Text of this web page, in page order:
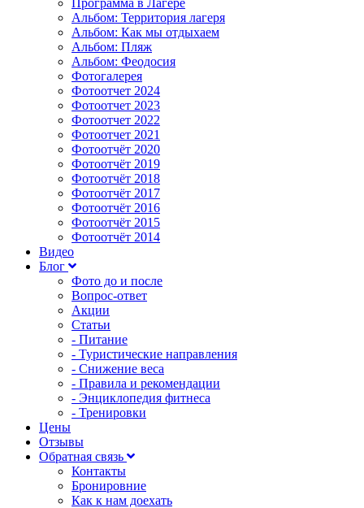
Программа в Лагере
Альбом: Территория лагеря
Альбом: Как мы отдыхаем
Альбом: Пляж
Альбом: Феодосия
Фотогалерея
Фотоотчет 2024
Фотоотчет 2023
Фотоотчет 2022
Фотоотчет 2021
Фотоотчёт 2020
Фотоотчёт 2019
Фотоотчёт 2018
Фотоотчёт 2017
Фотоотчёт 2016
Фотоотчёт 2015
Фотоотчёт 2014
Видео
Блог
Фото до и после
Вопрос-ответ
Акции
Статьи
- Питание
- Туристические направления
- Снижение веса
- Правила и рекомендации
- Энциклопедия фитнеса
- Тренировки
Цены
Отзывы
Обратная связь
Контакты
Бронировние
Как к нам доехать